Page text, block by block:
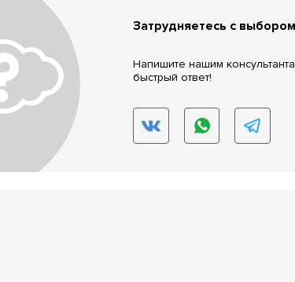
Затрудняетесь с
Напишите нашим
быстрый ответ!